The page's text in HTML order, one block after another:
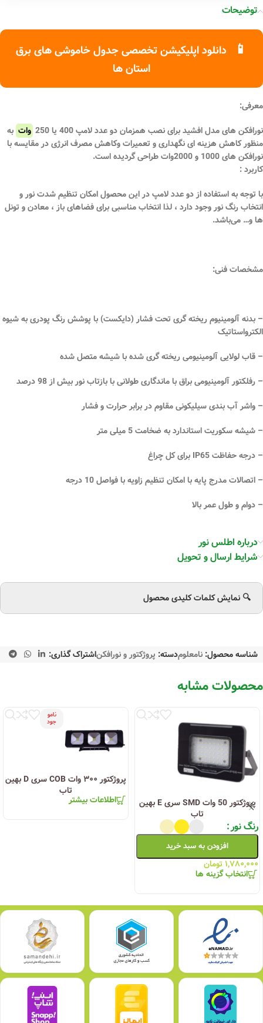
توضیحات
📱
دانلود اپلیکیشن تخصصی جدول خاموشی های برق
استان ها
معرفی:
نورافکن های مدل افشید برای نصب همزمان دو عدد لامپ 400 یا 250
وات به
منظور کاهش هزینه ای نگهداری و تعمیرات وکاهش مصرف انرژی در مقایسه با
نورافکن های 1000 و 2000وات طراحی گردیده است.
کاربرد :
با توجه به استفاده از دو عدد لامپ در این محصول امکان تنظیم شدت نور و
انتخاب رنگ نور وجود دارد ، لذا انتخاب مناسبی برای فضاهای باز ، معادن و تونل
ها و… می‌باشد.
مشخصات فنی:
– بدنه آلومینیوم ریخته گری تحت فشار (دایکست) با پوشش رنگ پودری به شیوه
الکترواستاتیک
– قاب لولایی آلومینیومی ریخته گری شده با شیشه متصل شده
– رفلکتور آلومینیومی براق با ماندگاری طولانی با بازتاب نور بیش از 98 درصد
– واشر آب بندی سیلیکونی مقاوم در برابر حرارت و فشار
– شیشه سکوریت استاندارد به ضخامت 5 میلی متر
– درجه حفاظت IP65 برای کل چراغ
– اتصالات مدرج پایه با امکان تنظیم زاویه با فواصل 10 درجه
– دوام و طول عمر بالا
درباره اطلس نور
شرایط ارسال و تحویل
🔍 نمایش کلمات کلیدی محصول
شناسه محصول: نامعلومدسته: پروژکتور و نورافکناشتراک گذاری:
محصولات مشابه
پروژکتور 50 وات SMD سری E بهین
تاب
رنگ نور
افزودن به سبد خرید
۱,۷۸۰,۰۰۰ تومان
انتخاب گزینه ها
نامو
جود
پروژکتور ۳۰۰ وات COB سری D بهین
تاب
اطلاعات بیشتر